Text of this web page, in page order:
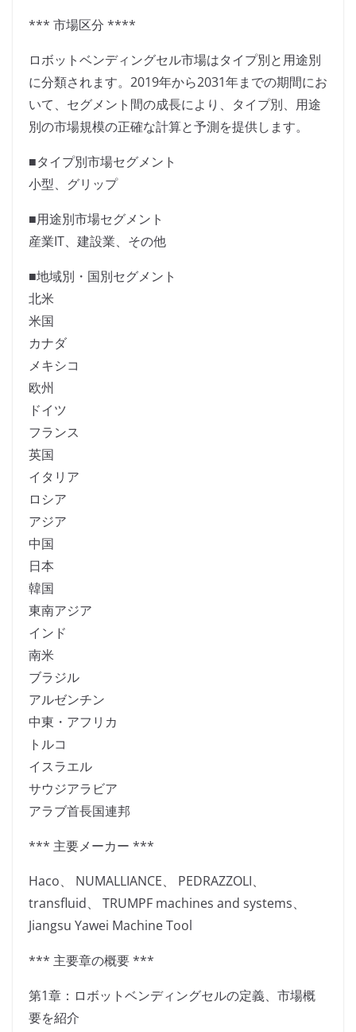
*** 市場区分 ****
ロボットベンディングセル市場はタイプ別と用途別
に分類されます。2019年から2031年までの期間にお
いて、セグメント間の成長により、タイプ別、用途
別の市場規模の正確な計算と予測を提供します。
■タイプ別市場セグメント
小型、グリップ
■用途別市場セグメント
産業IT、建設業、その他
■地域別・国別セグメント
北米
米国
カナダ
メキシコ
欧州
ドイツ
フランス
英国
イタリア
ロシア
アジア
中国
日本
韓国
東南アジア
インド
南米
ブラジル
アルゼンチン
中東・アフリカ
トルコ
イスラエル
サウジアラビア
アラブ首長国連邦
*** 主要メーカー ***
Haco、 NUMALLIANCE、 PEDRAZZOLI、
transfluid、 TRUMPF machines and systems、
Jiangsu Yawei Machine Tool
*** 主要章の概要 ***
第1章：ロボットベンディングセルの定義、市場概
要を紹介